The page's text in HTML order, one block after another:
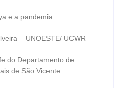
e a pandemia
– UNOESTE/ UCWR
do Departamento de
de São Vicente